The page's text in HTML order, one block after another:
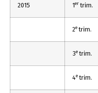
2015 1ertrim.
2etrim.
3etrim.
4etrim.